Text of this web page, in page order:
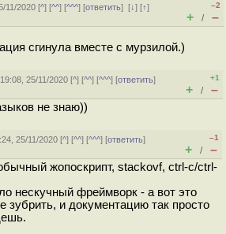
11/2020 [^] [^^] [^^^] [ответить][↓] [↑]
–2
+ / –
сгинула вместе с мурзилой.)
25/11/2020 [^] [^^] [^^^] [ответить]
+1
+ / –
не знаю))
25/11/2020 [^] [^^] [^^^] [ответить]
–1
+ / –
жопоскрипт, stackovf, ctrl-c/ctrl-
нескучный фреймворк - а вот это
зубрить, и документацию так просто